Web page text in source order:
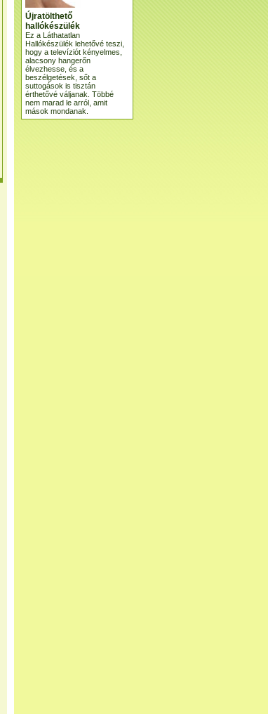
Újratölthető
hallókészülék
Ez a Láthatatlan
Hallókészülék lehetővé teszi,
hogy a televíziót kényelmes,
alacsony hangerőn
élvezhesse, és a
beszélgetések, sőt a
suttogások is tisztán
érthetővé váljanak. Többé
nem marad le arról, amit
mások mondanak.